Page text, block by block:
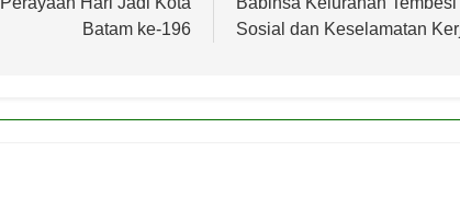
Batam ke-196
Sosial dan Keselamatan